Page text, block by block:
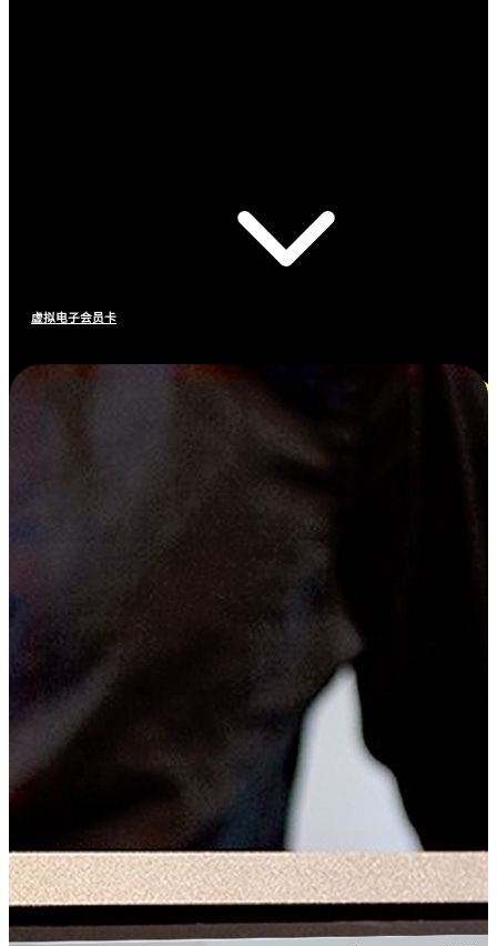
虚拟电子会员卡